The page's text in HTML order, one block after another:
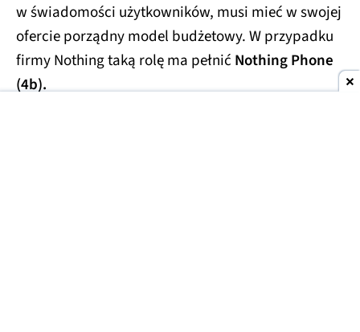
w świadomości użytkowników, musi mieć w swojej
ofercie porządny model budżetowy. W przypadku
firmy Nothing taką rolę ma pełnić Nothing Phone
(4b).